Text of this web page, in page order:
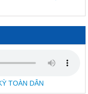
2021 của Chính phủ
thi hành Luật Xử lý
theo Nghị định số
của Chính phủ và
TOÀN DÂN